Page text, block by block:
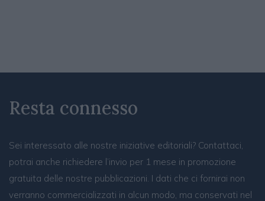
Resta connesso
Sei interessato alle nostre iniziative editoriali? Contattaci,
potrai anche richiedere l’invio per 1 mese in promozione
gratuita delle nostre pubblicazioni. I dati che ci fornirai non
verranno commercializzati in alcun modo, ma conservati nel